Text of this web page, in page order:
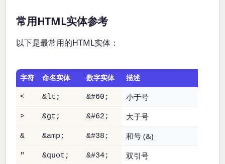
常用HTML实体参考
以下是最常用的HTML实体：
字符 命名实体 数字实体 描述
< &lt; &#60; 小于号
> &gt; &#62; 大于号
& &amp; &#38; 和号 (&)
" &quot; &#34; 双引号